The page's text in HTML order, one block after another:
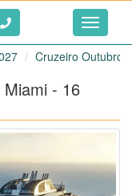
Ir ao conteúdo
Toggle
Cruzeiro Outubro
- 16